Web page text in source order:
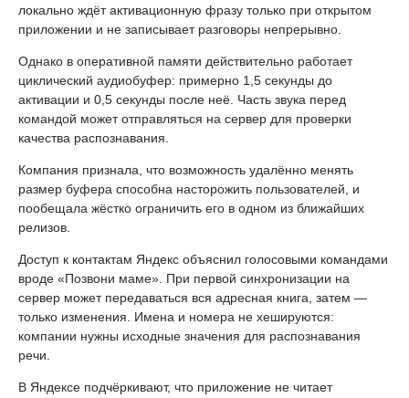
локально ждёт активационную фразу только при открытом
приложении и не записывает разговоры непрерывно.
Однако в оперативной памяти действительно работает
циклический аудиобуфер: примерно 1,5 секунды до
активации и 0,5 секунды после неё. Часть звука перед
командой может отправляться на сервер для проверки
качества распознавания.
Компания признала, что возможность удалённо менять
размер буфера способна насторожить пользователей, и
пообещала жёстко ограничить его в одном из ближайших
релизов.
Доступ к контактам Яндекс объяснил голосовыми командами
вроде «Позвони маме». При первой синхронизации на
сервер может передаваться вся адресная книга, затем —
только изменения. Имена и номера не хешируются:
компании нужны исходные значения для распознавания
речи.
В Яндексе подчёркивают, что приложение не читает